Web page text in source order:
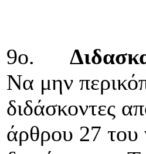
9ο.
Να μην
διδάσκοντες
άρθρου 27 του